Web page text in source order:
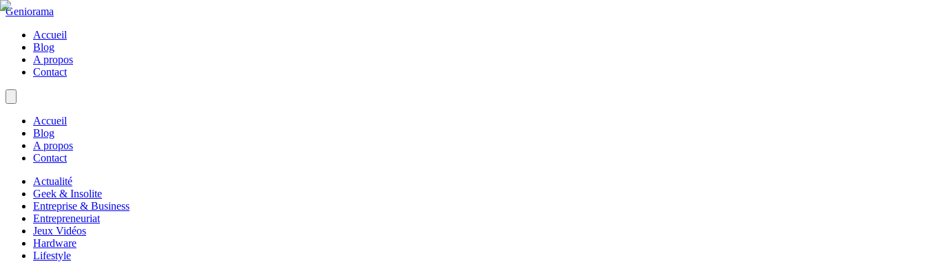
Geniorama
Accueil
Blog
A propos
Contact
Accueil
Blog
A propos
Contact
Actualité
Geek & Insolite
Entreprise & Business
Entrepreneuriat
Jeux Vidéos
Hardware
Lifestyle